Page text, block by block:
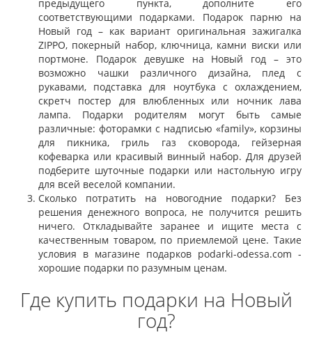
предыдущего пункта, дополните его
соответствующими подарками. Подарок парню на
Новый год – как вариант оригинальная зажигалка
ZIPPO, покерный набор, ключница, камни виски или
портмоне. Подарок девушке на Новый год – это
возможно чашки различного дизайна, плед с
рукавами, подставка для ноутбука с охлаждением,
скретч постер для влюбленных или ночник лава
лампа. Подарки родителям могут быть самые
различные: фоторамки с надписью «family», корзины
для пикника, гриль газ сковорода, гейзерная
кофеварка или красивый винный набор. Для друзей
подберите шуточные подарки или настольную игру
для всей веселой компании.
Сколько потратить на новогодние подарки? Без
решения денежного вопроса, не получится решить
ничего. Откладывайте заранее и ищите места с
качественным товаром, по приемлемой цене. Такие
условия в магазине подарков podarki-odessa.com -
хорошие подарки по разумным ценам.
Где купить подарки на Новый
год?